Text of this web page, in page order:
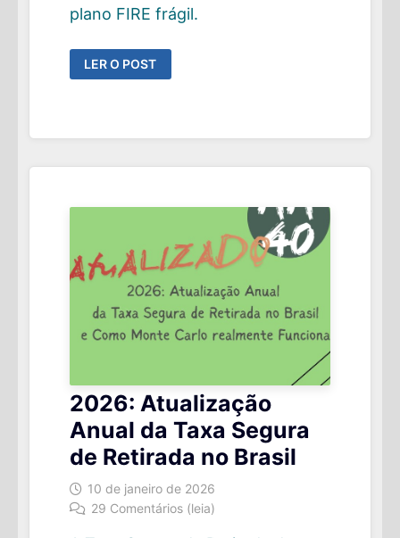
plano FIRE frágil.
A
TRANSIÇÃO
PARA
PENSAR
SE
LER O POST
2026: Atualização
Anual da Taxa Segura
de Retirada no Brasil
10 de janeiro de 2026
29 Comentários (leia)